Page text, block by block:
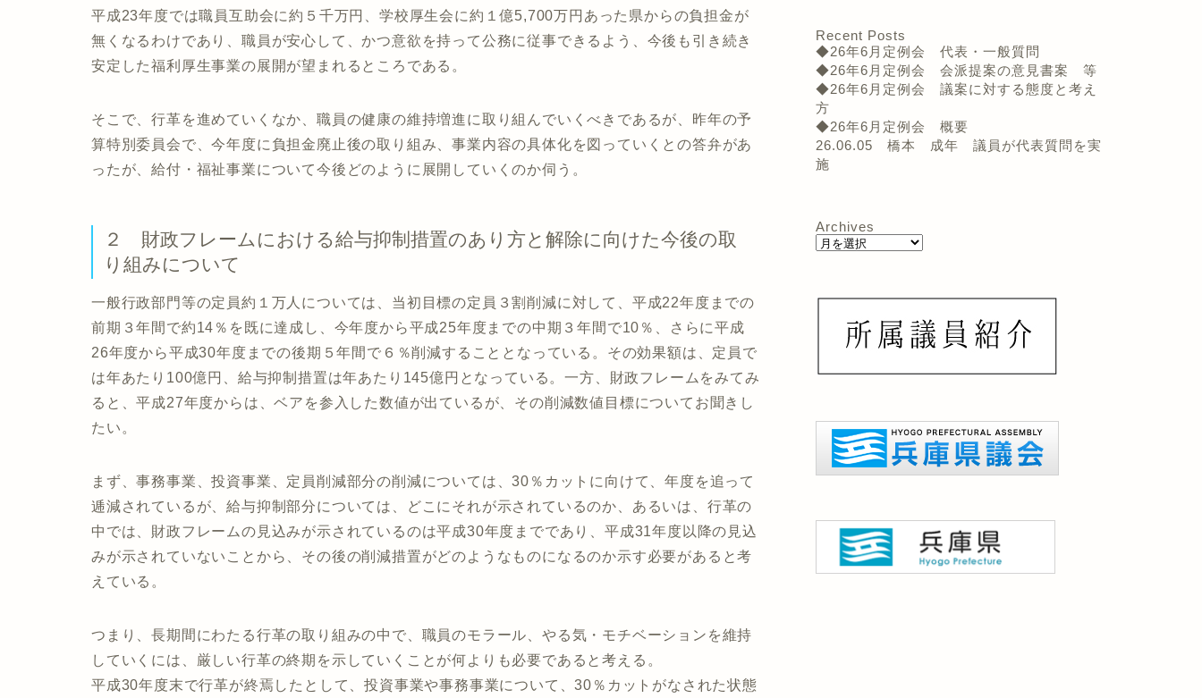
平成23年度では職員互助会に約５千万円、学校厚生会に約１億5,700万円あった県からの負担金が
無くなるわけであり、職員が安心して、かつ意欲を持って公務に従事できるよう、今後も引き続き
安定した福利厚生事業の展開が望まれるところである。
そこで、行革を進めていくなか、職員の健康の維持増進に取り組んでいくべきであるが、昨年の予
算特別委員会で、今年度に負担金廃止後の取り組み、事業内容の具体化を図っていくとの答弁があ
ったが、給付・福祉事業について今後どのように展開していくのか伺う。
２ 財政フレームにおける給与抑制措置のあり方と解除に向けた今後の取
り組みについて
一般行政部門等の定員約１万人については、当初目標の定員３割削減に対して、平成22年度までの
前期３年間で約14％を既に達成し、今年度から平成25年度までの中期３年間で10％、さらに平成
26年度から平成30年度までの後期５年間で６％削減することとなっている。その効果額は、定員で
は年あたり100億円、給与抑制措置は年あたり145億円となっている。一方、財政フレームをみてみ
ると、平成27年度からは、ベアを参入した数値が出ているが、その削減数値目標についてお聞きし
たい。
まず、事務事業、投資事業、定員削減部分の削減については、30％カットに向けて、年度を追って
逓減されているが、給与抑制部分については、どこにそれが示されているのか、あるいは、行革の
中では、財政フレームの見込みが示されているのは平成30年度までであり、平成31年度以降の見込
みが示されていないことから、その後の削減措置がどのようなものになるのか示す必要があると考
えている。
つまり、長期間にわたる行革の取り組みの中で、職員のモラール、やる気・モチベーションを維持
していくには、厳しい行革の終期を示していくことが何よりも必要であると考える。
平成30年度末で行革が終焉したとして、投資事業や事務事業について、30％カットがなされた状態
Recent Posts
◆26年6月定例会 代表・一般質問
◆26年6月定例会 会派提案の意見書案 等
◆26年6月定例会 議案に対する態度と考え
方
◆26年6月定例会 概要
26.06.05 橋本 成年 議員が代表質問を実
施
Archives